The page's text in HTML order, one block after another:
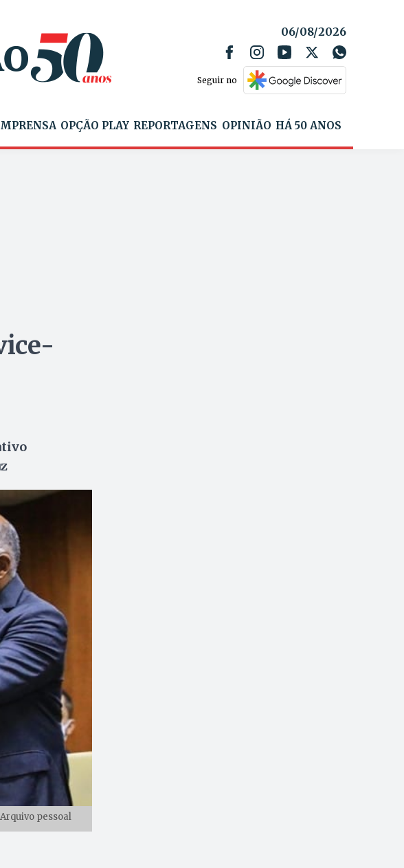
06/08/2026
Seguir no
OPÇÃO PLAY REPORTAGENS OPINIÃO HÁ 50 ANOS
pessoal